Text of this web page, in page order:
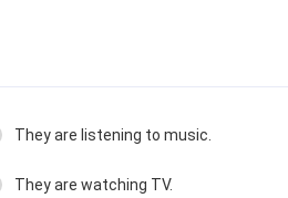
They are listening to music.
They are watching TV.